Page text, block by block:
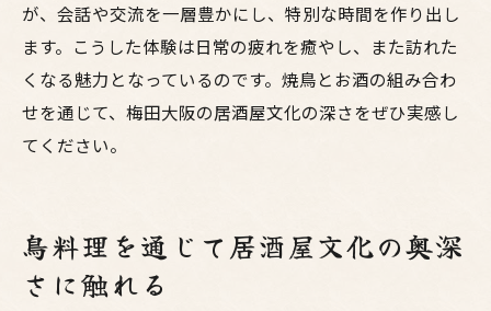
が、会話や交流を一層豊かにし、特別な時間を作り出し
ます。こうした体験は日常の疲れを癒やし、また訪れた
くなる魅力となっているのです。焼鳥とお酒の組み合わ
せを通じて、梅田大阪の居酒屋文化の深さをぜひ実感し
てください。
鳥料理を通じて居酒屋文化の奥深
さに触れる